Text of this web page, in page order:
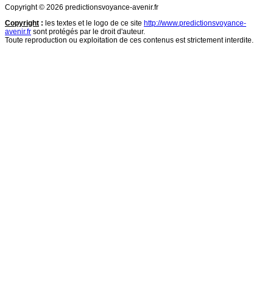
Copyright © 2026 predictionsvoyance-avenir.fr
Copyright : les textes et le logo de ce site http://www.predictionsvoyance-
avenir.fr sont protégés par le droit d'auteur.
Toute reproduction ou exploitation de ces contenus est strictement interdite.